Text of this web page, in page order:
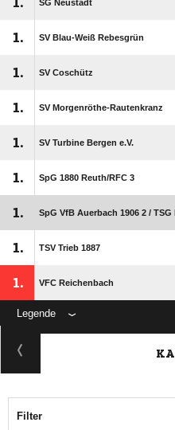
1. SG Neustadt
1. SV Blau-Weiß Rebesgrün
1. SV Coschütz
1. SV Morgenröthe-Rautenkranz
1. SV Turbine Bergen e.V.
1. SpG 1880 Reuth/​RFC 3
1. SpG VfB Auerbach 1906 2 /​ TSG
1. TSV Trieb 1887
1. VFC Reichenbach
Legende
Filter